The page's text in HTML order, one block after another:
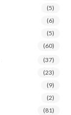
(5)
(6)
(5)
(60)
(37)
(23)
(9)
(2)
(81)